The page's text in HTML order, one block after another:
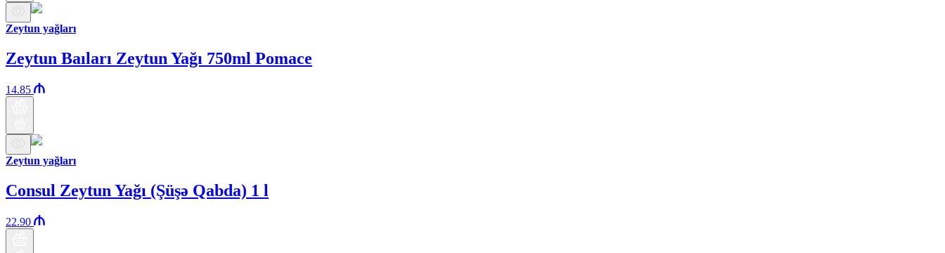
Zeytun yağları
Zeytun Baıları Zeytun Yağı 750ml Pomace
14.85
Zeytun yağları
Consul Zeytun Yağı (Şüşə Qabda) 1 l
22.90